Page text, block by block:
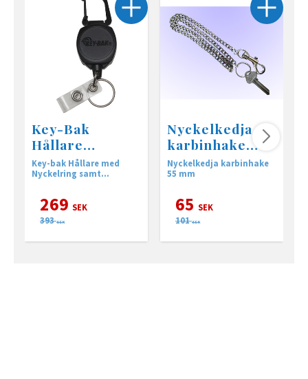
Key-Bak
Hållare
Sidekick med
karbinhake
Key-bak Hållare med
Nyckelring samt
269 SEK
393 SEK
Nyckelkedja
karbinhake
55mm • 600mm
Nyckelkedja karbinhake
55 mm
65 SEK
101 SEK